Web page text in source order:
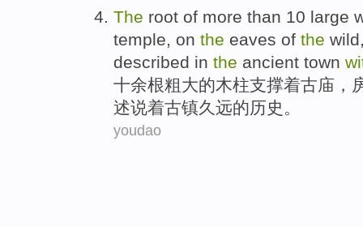
The root of more than 10 large
temple, on the eaves of the wild
described in the ancient town
十余根粗大的木柱支撑着古庙 ，
述说着古镇久远的历史。
youdao